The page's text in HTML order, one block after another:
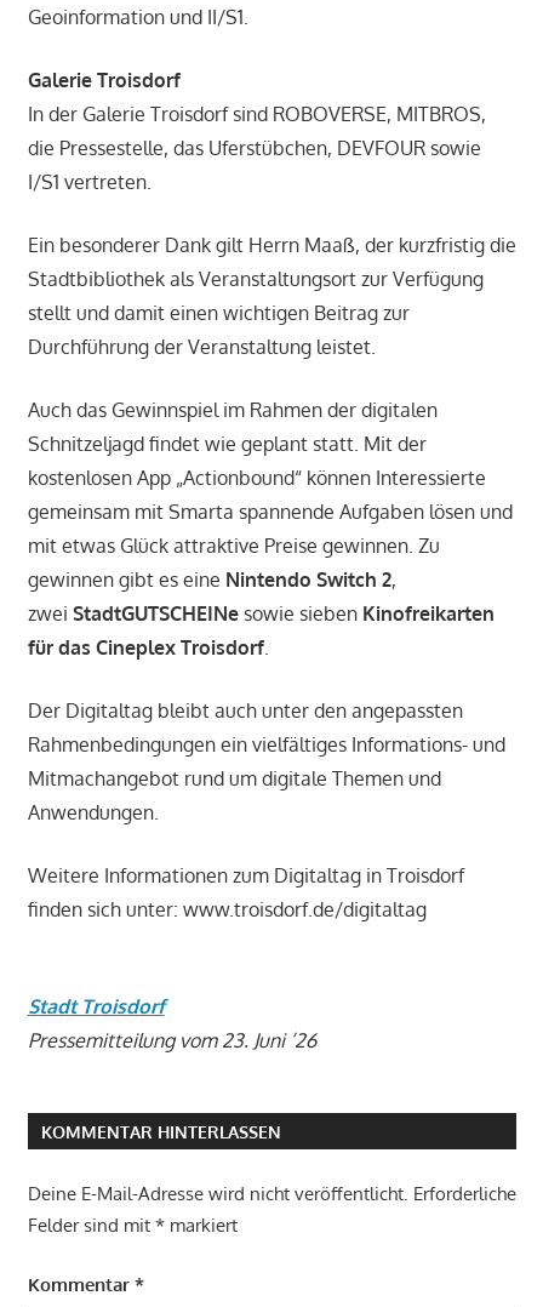
Geoinformation und II/S1.
Galerie Troisdorf
In der Galerie Troisdorf sind ROBOVERSE, MITBROS,
die Pressestelle, das Uferstübchen, DEVFOUR sowie
I/S1 vertreten.
Ein besonderer Dank gilt Herrn Maaß, der kurzfristig die
Stadtbibliothek als Veranstaltungsort zur Verfügung
stellt und damit einen wichtigen Beitrag zur
Durchführung der Veranstaltung leistet.
Auch das Gewinnspiel im Rahmen der digitalen
Schnitzeljagd findet wie geplant statt. Mit der
kostenlosen App „Actionbound“ können Interessierte
gemeinsam mit Smarta spannende Aufgaben lösen und
mit etwas Glück attraktive Preise gewinnen. Zu
gewinnen gibt es eine Nintendo Switch 2,
zwei StadtGUTSCHEINesowie sieben Kinofreikarten
für das Cineplex Troisdorf.
Der Digitaltag bleibt auch unter den angepassten
Rahmenbedingungen ein vielfältiges Informations- und
Mitmachangebot rund um digitale Themen und
Anwendungen.
Weitere Informationen zum Digitaltag in Troisdorf
finden sich unter: www.troisdorf.de/digitaltag
Stadt Troisdorf
Pressemitteilung vom 23. Juni ’26
KOMMENTAR HINTERLASSEN
Deine E-Mail-Adresse wird nicht veröffentlicht. Erforderliche
Felder sind mit *markiert
Kommentar *